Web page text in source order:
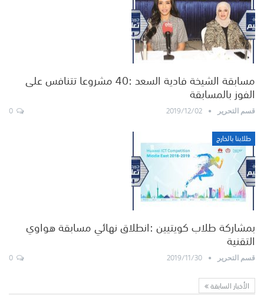
مسابقة الشيخة فادية السعد :40 مشروعا تتنافس على
الفوز بالمسابقة
قسم التحرير 2019/12/02
طلابنا بالخارج
بمشاركة طلاب كويتيين :انطلاق نهائي مسابقة هواوي
التقنية
قسم التحرير 2019/11/30
الأخبار السابقة